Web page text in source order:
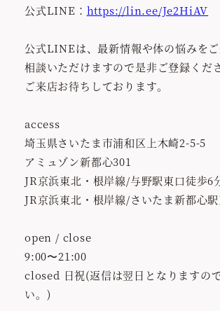
公式LINE： https://lin.ee/Je2HiAV
公式LINEは、最新情報や体の悩みを
相談いただけますので是非ご登録くださ
ご来店お待ちしております。
access
埼玉県さいたま市浦和区上木崎2-5-5
アミュゾン新都心301
JR京浜東北・根岸線/与野駅東口徒歩6
JR京浜東北・根岸線/さいたま新都心
open / close
9:00〜21:00
closed 日祝(返信は翌日となりますの
い。)